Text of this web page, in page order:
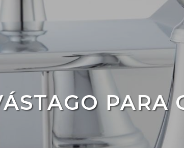
PARA